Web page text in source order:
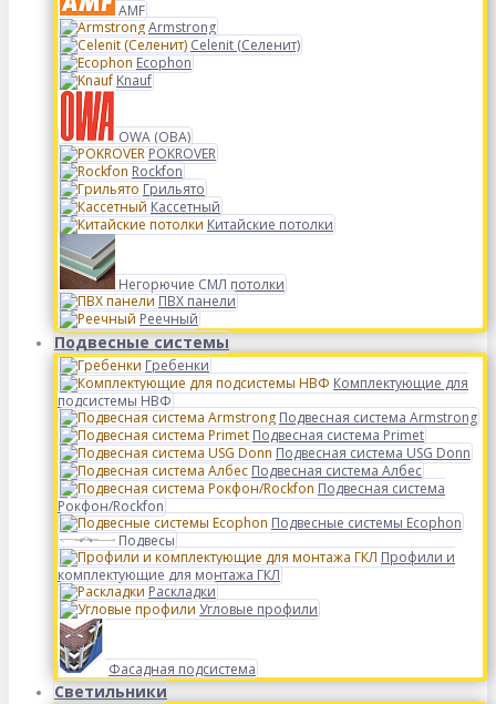
AMF
Armstrong
Celenit (Селенит)
Ecophon
Knauf
OWA (ОВА)
POKROVER
Rockfon
Грильято
Кассетный
Китайские потолки
Негорючие СМЛ потолки
ПВХ панели
Реечный
Подвесные системы
Гребенки
Комплектующие для
подсистемы НВФ
Подвесная система Armstrong
Подвесная система Primet
Подвесная система USG Donn
Подвесная система Албес
Подвесная система
Рокфон/Rockfon
Подвесные системы Ecophon
Подвесы
Профили и
комплектующие для монтажа ГКЛ
Раскладки
Угловые профили
Фасадная подсистема
Светильники